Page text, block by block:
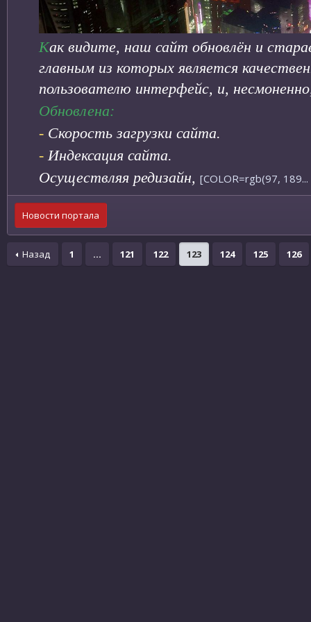
Как видите, наш сайт обновлён и
главным из которых является
пользователю интерфейс, и,
Обновлена:
- Скорость загрузки сайта.
- Индексация сайта.
Осуществляя редизайн, [COLOR=rgb(97, 189...
Новости портала
Назад 1 … 121 122 123 124 125 126